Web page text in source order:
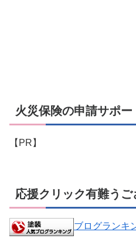
火災保険の申請サポー
【PR】
応援クリック有難うご
ブログランキ